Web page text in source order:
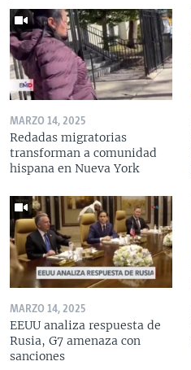
MARZO 14, 2025
Redadas migratorias
transforman a comunidad
hispana en Nueva York
MARZO 14, 2025
EEUU analiza respuesta de
Rusia, G7 amenaza con
sanciones